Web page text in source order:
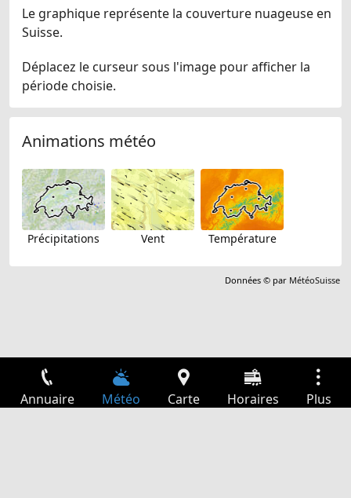
Le graphique représente la couverture nuageuse en
Suisse.
Déplacez le curseur sous l'image pour afficher la
période choisie.
Animations météo
Précipitations Vent Température
Données © par MétéoSuisse
Annuaire Météo Carte Horaires Plus